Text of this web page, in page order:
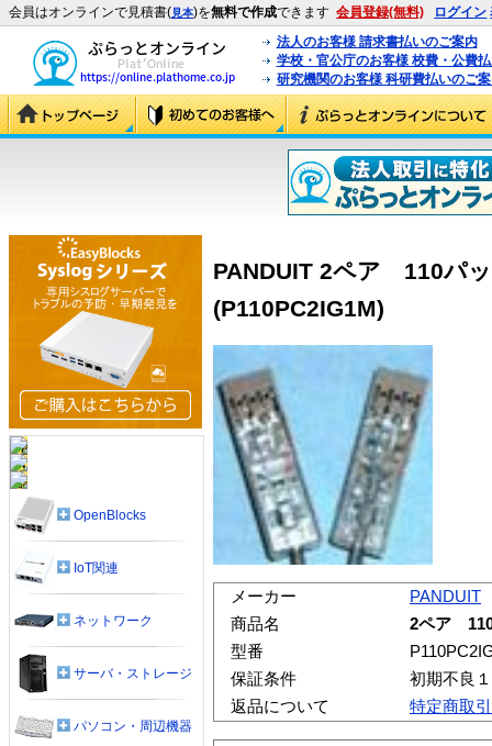
会員はオンラインで見積書(見本)を無料で作成できます 会員登録(無料) ログイン
法人のお客様 請求書払いのご案内
学校・官公庁のお客様 校費・公費
研究機関のお客様 科研費払いのご
PANDUIT 2ペア 110パ
(P110PC2IG1M)
メーカー
PANDUIT
商品名
2ペア 110
型番
保証条件
初期不良
返品について
特定商取
OpenBlocks
IoT関連
ネットワーク
サーバ・ストレージ
パソコン・周辺機器